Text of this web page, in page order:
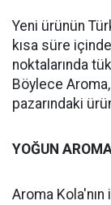
Yeni ürünün
kısa süre
noktalarında
Böylece
pazarındaki
YOĞUN
Aroma